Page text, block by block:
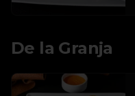
De la Granja